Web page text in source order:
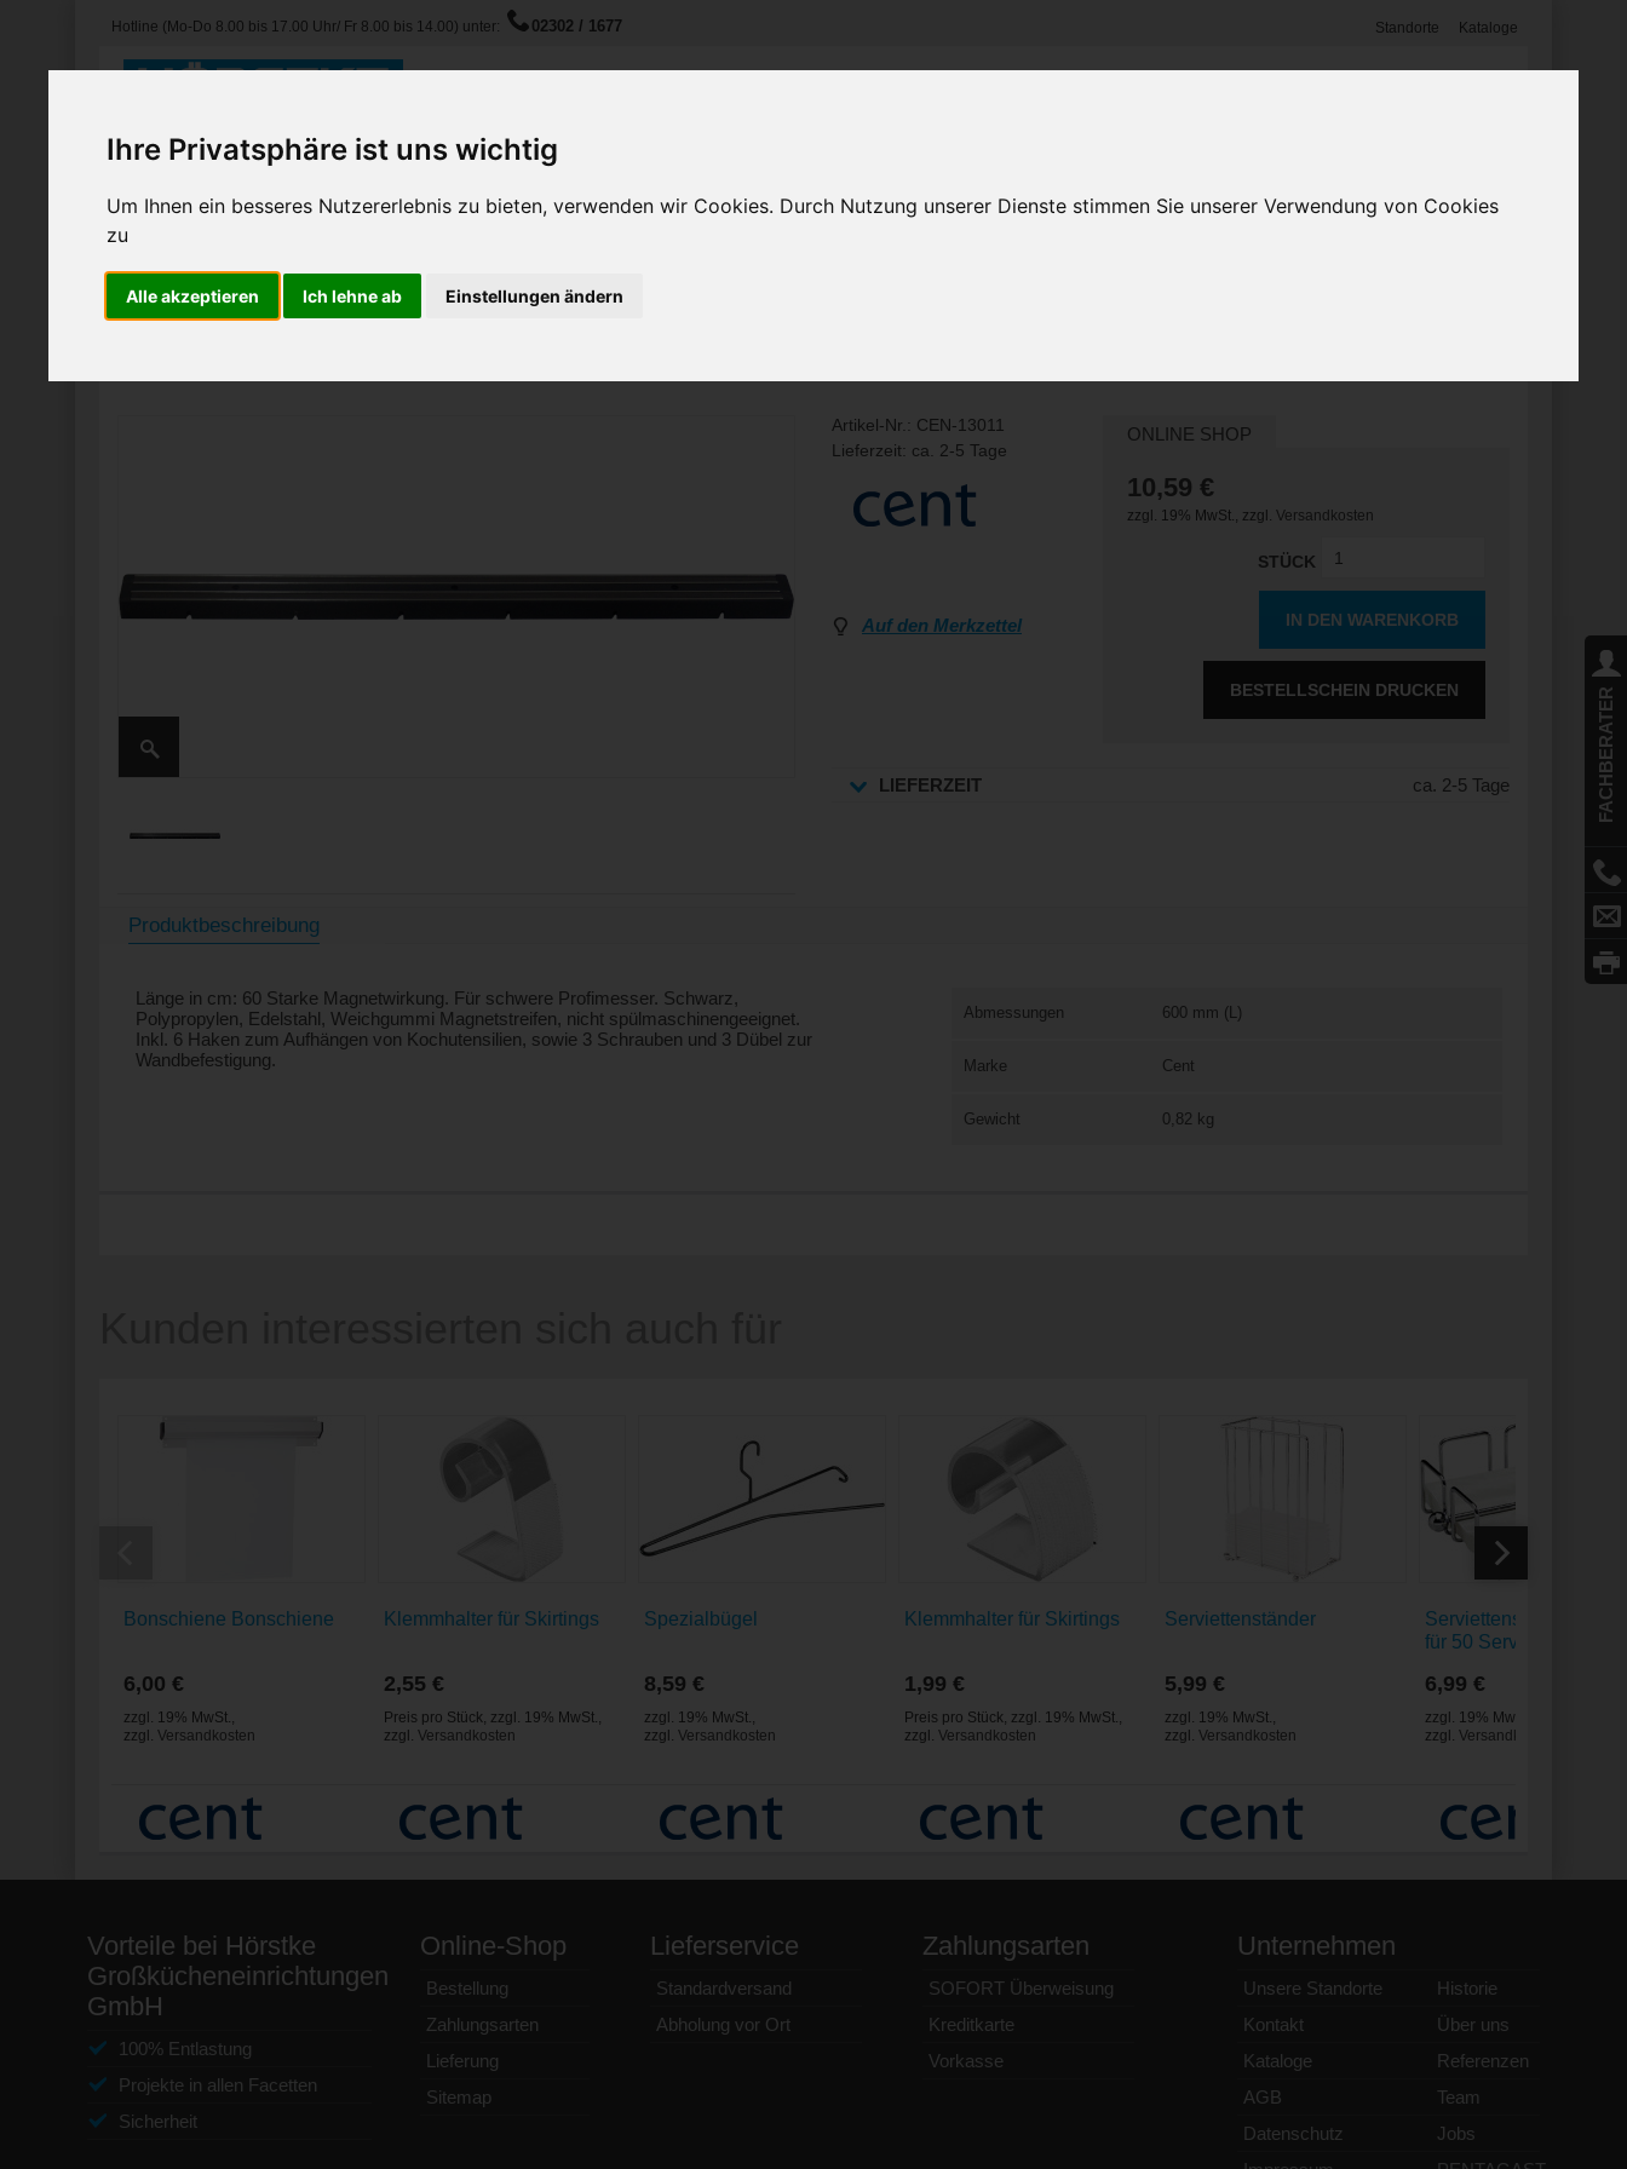
Ihre Privatsphäre ist uns wichtig
Um Ihnen ein besseres Nutzererlebnis zu bieten, verwenden wir Cookies. Durch Nutzung unserer Dienste stimmen Sie unserer Verwendung von Cookies
zu
Alle akzeptieren Ich lehne ab Einstellungen ändern
FACHBERATER
Hotline (Mo-Do 8.00 bis 17.00 Uhr/ Fr 8.00 bis 14.00) unter: 02302 / 1677 Standorte Kataloge
Home Produkte Magnetleiste
Artikel-Nr.: CEN-13011
Lieferzeit: ca. 2-5 Tage
Auf den Merkzettel
ONLINE SHOP
10,59 €
zzgl. 19% MwSt., zzgl. Versandkosten
STÜCK
IN DEN WARENKORB
BESTELLSCHEIN DRUCKEN
LIEFERZEIT ca. 2-5 Tage
Produktbeschreibung
Länge in cm: 60 Starke Magnetwirkung. Für schwere Profimesser. Schwarz,
Polypropylen, Edelstahl, Weichgummi Magnetstreifen, nicht spülmaschinengeeignet.
Inkl. 6 Haken zum Aufhängen von Kochutensilien, sowie 3 Schrauben und 3 Dübel zur
Wandbefestigung.
Abmessungen 600 mm (L)
Marke Cent
Gewicht 0,82 kg
Bonschiene Bonschiene
6,00 €
zzgl. 19% MwSt.,
zzgl. Versandkosten
Klemmhalter für Skirtings
2,55 €
Preis pro Stück, zzgl. 19% MwSt.,
zzgl. Versandkosten
Spezialbügel
8,59 €
zzgl. 19% MwSt.,
zzgl. Versandkosten
Klemmhalter für Skirtings
1,99 €
Preis pro Stück, zzgl. 19% MwSt.,
zzgl. Versandkosten
Serviettenständer
5,99 €
zzgl. 19% MwSt.,
zzgl. Versandkosten
Serviettenständer
für 50 Servietten,
6,99 €
zzgl. 19% MwSt.
zzgl. Versandkosten
Vorteile bei Hörstke
Großkücheneinrichtungen
GmbH
100% Entlastung
Projekte in allen Facetten
Sicherheit
Online-Shop
Bestellung
Zahlungsarten
Lieferung
Sitemap
Lieferservice
Standardversand
Abholung vor Ort
Zahlungsarten
SOFORT Überweisung
Kreditkarte
Vorkasse
Unternehmen
Unsere Standorte
Historie
Kontakt
Über uns
Kataloge
Referenzen
AGB
Team
Datenschutz
Jobs